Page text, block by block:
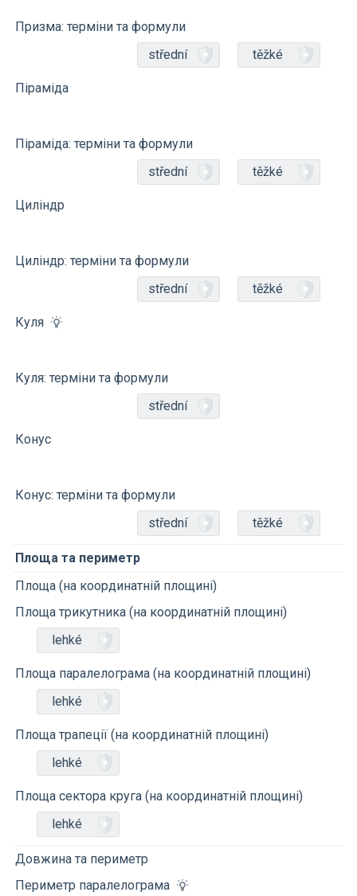
Призма: терміни та формули
střední
těžké
Піраміда
Піраміда: терміни та формули
střední
těžké
Циліндр
Циліндр: терміни та формули
střední
těžké
Куля
Куля: терміни та формули
střední
Конус
Конус: терміни та формули
střední
těžké
Площа та периметр
Площа (на координатній площині)
Площа трикутника (на координатній площині)
lehké
Площа паралелограма (на координатній площині)
lehké
Площа трапеції (на координатній площині)
lehké
Площа сектора круга (на координатній площині)
lehké
Довжина та периметр
Периметр паралелограма